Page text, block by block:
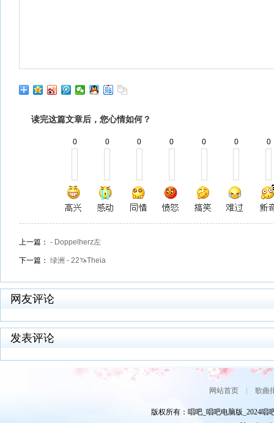
读完这篇文章后，您心情如何？
0 0 0 0 0 0 0
上一篇： - Doppelherz左
下一篇： 绿洲 - 22🦄️Theia
网友评论
发表评论
网站首页| 歌曲
版权所有：唱吧_唱吧电脑版_2024唱